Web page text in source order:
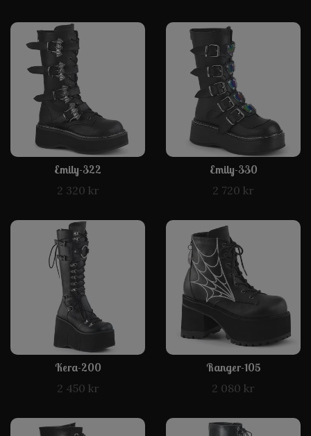
Emily-322
2 320 kr
Emily-330
2 720 kr
Kera-200
2 450 kr
Ranger-105
2 080 kr